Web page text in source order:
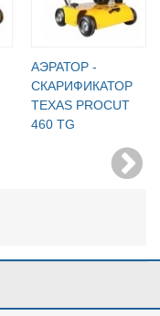
АЭРАТОР -
СКАРИФИКАТОР
TEXAS PROCUT
460 TG